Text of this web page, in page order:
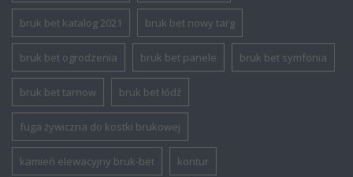
bruk bet katalog 2021 bruk bet nowy targ
bruk bet ogrodzenia bruk bet panele bruk bet symfonia
bruk bet tarnow bruk bet łódź
fuga żywiczna do kostki brukowej
kamień elewacyjny bruk-bet kontur